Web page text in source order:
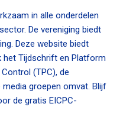
in alle onderdelen
De vereniging biedt
Deze website biedt
Tijdschrift en Platform
(TPC), de
groepen omvat. Blijf
de gratis EICPC-